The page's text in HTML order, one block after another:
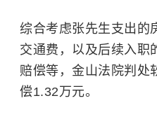
综合考虑张先生支出的
交通费，以及后续入职
赔偿等，金山法院判处
偿1.32万元。